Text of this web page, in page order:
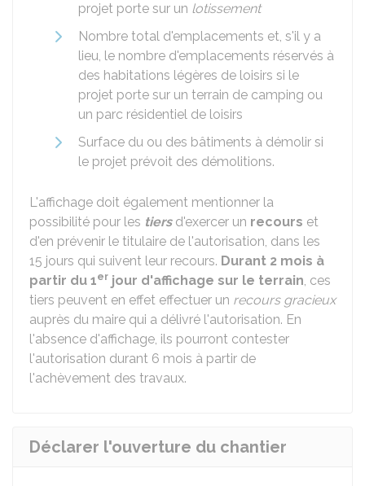
projet porte sur un lotissement
Nombre total d'emplacements et, s'il y a
lieu, le nombre d'emplacements réservés à
des habitations légères de loisirs si le
projet porte sur un terrain de camping ou
un parc résidentiel de loisirs
Surface du ou des bâtiments à démolir si
le projet prévoit des démolitions.
L'affichage doit également mentionner la
possibilité pour les tiersd'exercer un recours et
d'en prévenir le titulaire de l'autorisation, dans les
15 jours qui suivent leur recours. Durant 2 mois à
partir du 1er jour d'affichage sur le terrain, ces
tiers peuvent en effet effectuer un recours gracieux
auprès du maire qui a délivré l'autorisation. En
l'absence d'affichage, ils pourront contester
l'autorisation durant 6 mois à partir de
l'achèvement des travaux.
Déclarer l'ouverture du chantier